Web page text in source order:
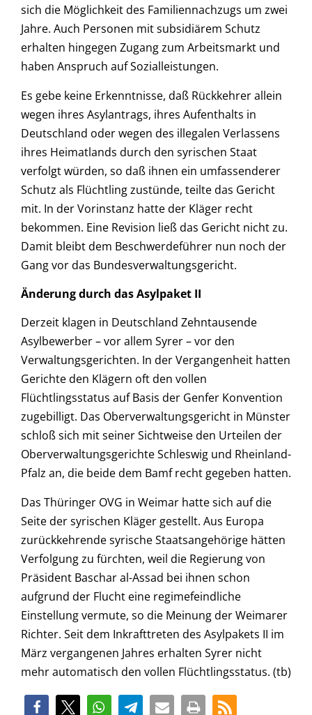
sich die Möglichkeit des Familiennachzugs um zwei
Jahre. Auch Personen mit subsidiärem Schutz
erhalten hingegen Zugang zum Arbeitsmarkt und
haben Anspruch auf Sozialleistungen.
Es gebe keine Erkenntnisse, daß Rückkehrer allein
wegen ihres Asylantrags, ihres Aufenthalts in
Deutschland oder wegen des ille­galen Verlassens
ihres Heimatlands durch den syrischen Staat
verfolgt würden, so daß ihnen ein umfassenderer
Schutz als Flüchtling zustünde, teilte das Gericht
mit. In der Vorinstanz hatte der Kläger recht
bekommen. Eine Revision ließ das Gericht nicht zu.
Damit bleibt dem Beschwerdeführer nun noch der
Gang vor das Bundesverwaltungsgericht.
Änderung durch das Asylpaket II
Derzeit klagen in Deutschland Zehntausende
Asylbewerber – vor allem Syrer – vor den
Verwaltungsgerichten. In der Vergangenheit hatten
Gerichte den Klägern oft den vollen
Flüchtlingsstatus auf Basis der Genfer Konvention
zugebilligt. Das Oberverwaltungsgericht in Münster
schloß sich mit seiner Sichtweise den Urteilen der
Oberverwaltungsgerichte Schleswig und Rheinland-
Pfalz an, die beide dem Bamf recht gegeben hatten.
Das Thüringer OVG in Weimar hatte sich auf die
Seite der syrischen Kläger gestellt. Aus Europa
zurückkehrende syrische Staatsangehörige hätten
Verfolgung zu fürchten, weil die Regierung von
Präsident Baschar al-Assad bei ihnen schon
aufgrund der Flucht eine regimefeindliche
Einstellung vermute, so die Meinung der Weimarer
Richter. Seit dem Inkrafttreten des Asylpakets II im
März vergangenen Jahres erhalten Syrer nicht
mehr automatisch den vollen Flüchtlingsstatus. (tb)